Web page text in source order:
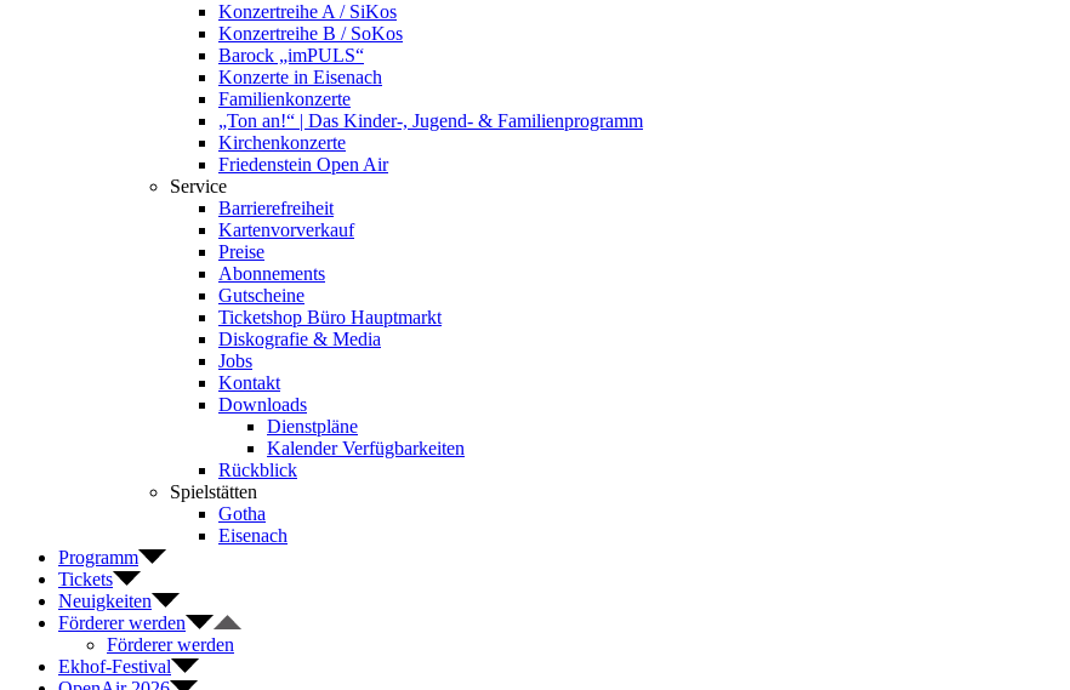
Konzertreihe A / SiKos
Konzertreihe B / SoKos
Barock „imPULS“
Konzerte in Eisenach
Familienkonzerte
„Ton an!“ | Das Kinder-, Jugend- & Familienprogramm
Kirchenkonzerte
Friedenstein Open Air
Service
Barrierefreiheit
Kartenvorverkauf
Preise
Abonnements
Gutscheine
Ticketshop Büro Hauptmarkt
Diskografie & Media
Jobs
Kontakt
Downloads
Dienstpläne
Kalender Verfügbarkeiten
Rückblick
Spielstätten
Gotha
Eisenach
Programm
Tickets
Neuigkeiten
Förderer werden
Förderer werden
Ekhof-Festival